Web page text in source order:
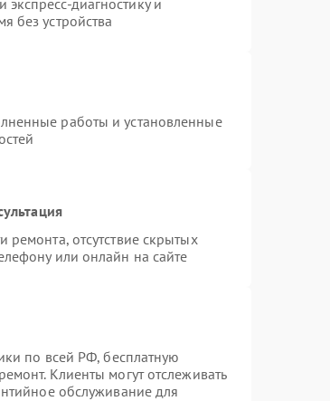
диагностику и
без устройства
работы и установленные
ремонта, отсутствие скрытых
или онлайн на сайте
по всей РФ, бесплатную
Клиенты могут отслеживать
обслуживание для